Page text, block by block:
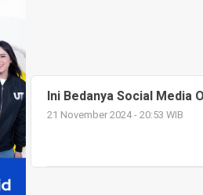
Ini Bedanya Social
21 November 2024 - 20:53 WIB